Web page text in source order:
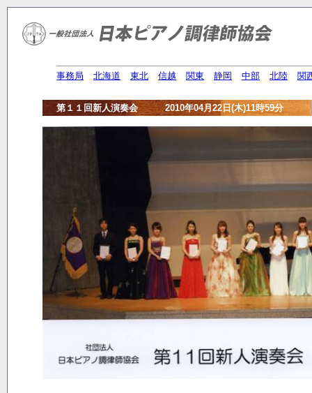
事務局 北海道 東北 信越 関東 静岡 中部 北陸 関
第１１回新人演奏会 2010年04月22日(木)11時59分